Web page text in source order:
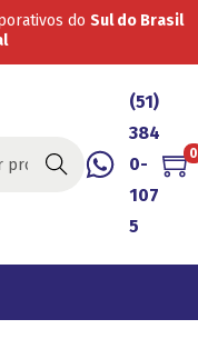
do Sul do Brasil
Buscar
(51)
384
0-
107
5
0